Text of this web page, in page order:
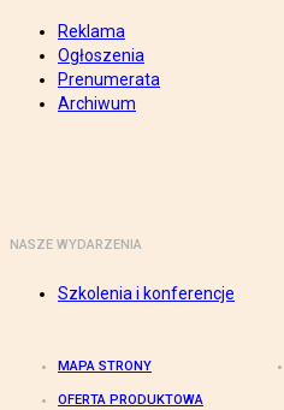
Reklama
Ogłoszenia
Prenumerata
Archiwum
NASZE WYDARZENIA
Szkolenia i konferencje
MAPA STRONY
OFERTA PRODUKTOWA